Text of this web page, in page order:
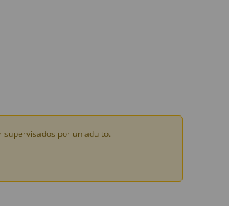
por un adulto.